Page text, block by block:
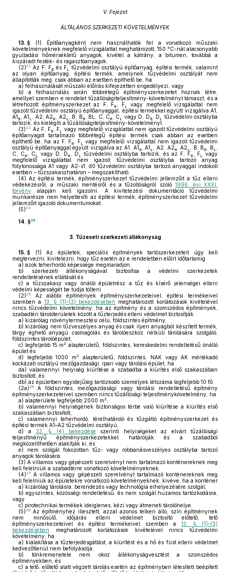
V. Fejezet
ÁLTALÁNOS SZERKEZETI KÖVETELMÉNYEK
13. § (1) Építőanyagként nem használhatók fel a vonatkozó műszaki
követelményeknek megfelelő vizsgálattal meghatározott, 150 °C-nál alacsonyabb
gyulladási hőmérsékletű anyagok, kivétel a kátrány, a bitumen, továbbá a
kiszáradt festék- és ragasztóanyagok.
(2)21 Az F, Ffl és FL tűzvédelmi osztályú építőanyag, építési termék, valamint
az olyan építőanyag, építési termék, amelynek tűzvédelmi osztályát nem
állapították meg, csak abban az esetben építhető be, ha
a) felhasználását műszaki előírás kifejezetten engedélyezi, vagy
b) a felhasználás során többrétegű építményszerkezetet hoznak létre,
amellyel szemben e rendelet tűzállóságiteljesítmény-követelményt támaszt, és a
létrehozott építményszerkezet az F, Ffl , FL
vagy megfelelő vizsgálattal nem
igazolt tűzvédelmi osztályú építőanyaggal, építési termékkel együtt vizsgálva A1,
A1fl , A1 L , A2, A2fl , A2 L , B, Bfl , BL, C, Cfl , C L vagy D, Dfl , D L tűzvédelmi osztályba
tartozik, és kielégíti a tűzállóságiteljesítmény-követelményt.
(3)22 Az F, Ffl , FL vagy megfelelő vizsgálattal nem igazolt tűzvédelmi osztályú
építőanyagot tartalmazó többrétegű építési termék csak abban az esetben
építhető be, ha az F, Ffl , FL vagy megfelelő vizsgálattal nem igazolt tűzvédelmi
osztályú építőanyaggal együtt vizsgálva az A1, A1fl , A1 L , A2, A2fl , A2 L , B, Bfl , B L
C, Cfl , C L vagy D, Dfl , D L tűzvédelmi osztályba tartozik, és az F, Ffl , FL vagy
megfelelő vizsgálattal nem igazolt tűzvédelmi osztályba tartozó anyag
folytonossága A1 vagy A2-s1, d0 tűzvédelmi osztályba tartozó anyaggal indokolt
esetben – tűzszakaszhatáron – megszakítható.
(4) Az építési termék, építményszerkezet tűzvédelmi jellemzőit a tűz elleni
védekezésről, a műszaki mentésről és a tűzoltóságról szóló1996. évi XXXI.
törvény alapján kell igazolni. A kivitelezési dokumentáció tűzvédelmi
munkarésze nem helyettesíti az építési termék, építményszerkezet tűzvédelmi
jellemzőit igazoló dokumentumokat.
(5)23
14. §24
3. Tűzeseti szerkezeti állékonyság
15. § (1) Az épületek, speciális építmények tartószerkezeteit úgy kell
megtervezni, kivitelezni, hogy tűz esetén az e rendeletben előírt időtartamig
a) azok teherhordó képessége megmaradjon,
b) szerkezeti állékonyságával biztosítsa a védelmi szerkezetek
rendeltetésének ellátását és
c) a tűzszakasz vagy önálló épületrész a tűz és kísérő jelenségei elleni
védelmi képességét be tudja tölteni.
(2)25
Az alábbi építmények építményszerkezeteivel, építési termékeivel
szemben a 13. § (1)–(3) bekezdésében meghatározott korlátozások kivételével
nincs tűzvédelmi követelmény, ha az építmény és a szomszédos építmények,
szabadtéri tárolóterületek között a tűzterjedés elleni védelmet biztosítják:
a) kizárólag növénytermesztési célú, földszintes építmény,
b) kizárólag nem tűzveszélyes anyag és csak ilyen anyagból készített termék,
tárgy éghető anyagú csomagolás és tárolóeszköz nélküli tárolására szolgáló,
földszintes tárolóépület,
c) legfeljebb 15 m2 alapterületű, földszintes, kereskedelmi rendeltetésű önálló
épület és
d) legfeljebb 1000 m2
alapterületű, földszintes, NAK vagy AK mértékadó
kockázati osztályú mezőgazdasági, ipari vagy tárolási épület, ha
da) valamennyi helyiség kiürítése a szabadba a kiürítés első szakaszában
biztosított, és
db) az épületben egyidejűleg tartózkodó személyek létszáma legfeljebb 10 fő.
(2a)26
A földszintes, mezőgazdasági vagy tárolási rendeltetésű építmény
építményszerkezeteivel szemben nincs tűzállósági teljesítménykövetelmény, ha
a) alapterülete legfeljebb 2000 m2
b) valamennyi helyiségének biztonságos térbe való kiürítése a kiürítés első
szakaszában biztosított,
c) valamennyi teherhordó, térelhatároló és tűzgátló építményszerkezet és
építési termék A1–A2 tűzvédelmi osztályú,
d) a 33. § (4) bekezdése szerinti helyiségeket az elvárt tűzállósági
teljesítményű építményszerkezetekkel határolják és a szabadból
megközelíthetően alakítják ki, és
e) nem szolgál fokozottan tűz- vagy robbanásveszélyes osztályba tartozó
anyagok tárolására.
(3) A villamos vagy gépészeti szerelvényt nem tartalmazó konténereknek meg
kell felelniük a szabadtérre vonatkozó követelményeknek.
(4)27 A villamos vagy gépészeti szerelvényt tartalmazó konténereknek meg
kell felelniük az épületekre vonatkozó követelményeknek, kivéve, ha a konténer
a) kizárólag tárolásra, berendezés vagy technológia elhelyezésére szolgál,
b) egyszintes, közösségi rendeltetésű, és nem szolgál huzamos tartózkodásra,
vagy
c) pirotechnikai termékek ideiglenes, kézi vagy átmeneti tárolóhelye.
(5)28 Az építményhez illesztett, azzal azonos telken álló, szín építménynek
nem minősülő, időjárás elleni védelmet biztosító előtető, tető
építményszerkezeteivel és építési termékeivel szemben a13. § (1)–(3)
bekezdésében meghatározott korlátozások kivételével nincs tűzvédelmi
követelmény, ha
a) kialakítása a tűzterjedésgátlást, a kiürítést és a hő és füst elleni védelmet
kedvezőtlenül nem befolyásolja,
b) tönkremenetele nem okoz állékonyságvesztést a szomszédos
építményekben, és
c) a tető, előtető alatt végzett tárolás esetén az építményben létesített beépített